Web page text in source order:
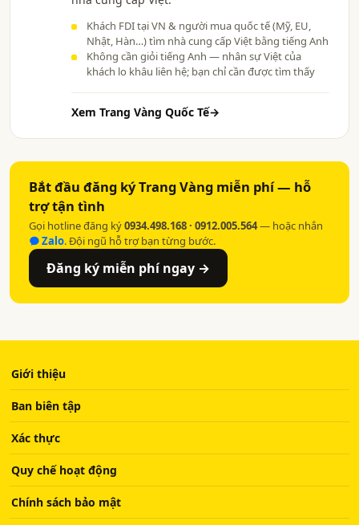
Khách FDI tại VN & người mua quốc tế (Mỹ, EU,
Nhật, Hàn…) tìm nhà cung cấp Việt bằng tiếng Anh
Không cần giỏi tiếng Anh — nhân sự Việt của
khách lo khâu liên hệ; bạn chỉ cần được tìm thấy
Xem Trang Vàng Quốc Tế→
Bắt đầu đăng ký Trang Vàng miễn phí — hỗ
trợ tận tình
Gọi hotline đăng ký0934.498.168 · 0912.005.564— hoặc nhắn
Zalo. Đội ngũ hỗ trợ bạn từng bước.
Đăng ký miễn phí ngay →
Giới thiệu
Ban biên tập
Xác thực
Quy chế hoạt động
Chính sách bảo mật